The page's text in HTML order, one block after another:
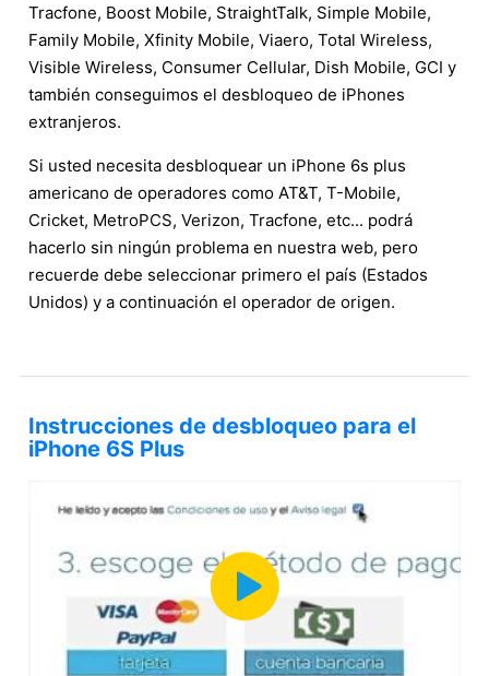
Tracfone, Boost Mobile, StraightTalk, Simple Mobile,
Family Mobile, Xfinity Mobile, Viaero, Total Wireless,
Visible Wireless, Consumer Cellular, Dish Mobile, GCI y
también conseguimos el desbloqueo de iPhones
extranjeros.
Si usted necesita desbloquear un iPhone 6s plus
americano de operadores como AT&T, T-Mobile,
Cricket, MetroPCS, Verizon, Tracfone, etc... podrá
hacerlo sin ningún problema en nuestra web, pero
recuerde debe seleccionar primero el país (Estados
Unidos) y a continuación el operador de origen.
Instrucciones de desbloqueo para el
iPhone 6S Plus